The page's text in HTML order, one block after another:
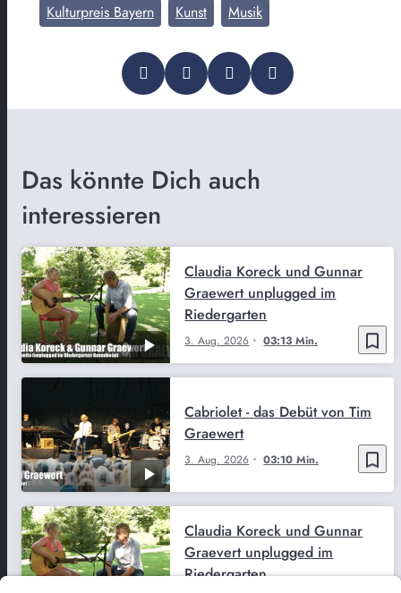
Kulturpreis Bayern
Kunst Musik
Das könnte Dich auch
interessieren
bookmark_border
3. Aug. 2026 03:13 Min.
Claudia Koreck und Gunnar
Graewert unplugged im
Riedergarten
bookmark_border
3. Aug. 2026 03:10 Min.
Cabriolet - das Debüt von Tim
Graewert
Claudia Koreck und Gunnar
Graevert unplugged im
Riedergarten